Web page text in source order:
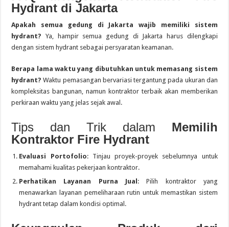
Hydrant di Jakarta
Apakah semua gedung di Jakarta wajib memiliki sistem
hydrant? Ya, hampir semua gedung di Jakarta harus dilengkapi
dengan sistem hydrant sebagai persyaratan keamanan.
Berapa lama waktu yang dibutuhkan untuk memasang sistem
hydrant? Waktu pemasangan bervariasi tergantung pada ukuran dan
kompleksitas bangunan, namun kontraktor terbaik akan memberikan
perkiraan waktu yang jelas sejak awal.
Tips dan Trik dalam Memilih
Kontraktor Fire Hydrant
Evaluasi Portofolio: Tinjau proyek-proyek sebelumnya untuk
memahami kualitas pekerjaan kontraktor.
Perhatikan Layanan Purna Jual : Pilih kontraktor yang
menawarkan layanan pemeliharaan rutin untuk memastikan sistem
hydrant tetap dalam kondisi optimal.